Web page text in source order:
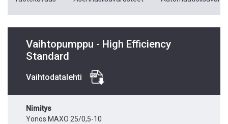
Vaihtopumppu - High Efficiency
Standard
Vaihtodatalehti
Nimitys
Yonos MAXO 25/0,5-10